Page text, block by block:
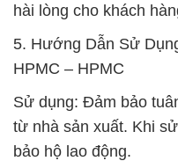
hài lòng cho khách
5. Hướng Dẫn Sử
HPMC – HPMC
Sử dụng: Đảm bảo
từ nhà sản xuất. Khi
bảo hộ lao động.